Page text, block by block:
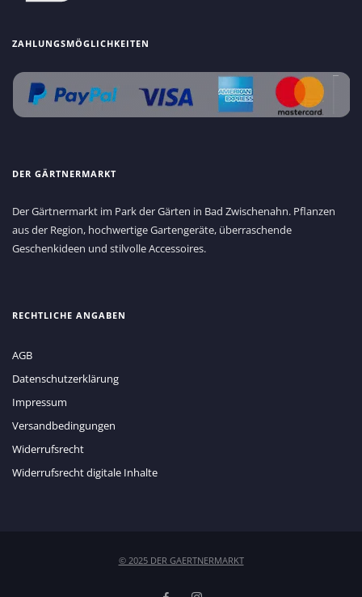
ZAHLUNGSMÖGLICHKEITEN
DER GÄRTNERMARKT
Der Gärtnermarkt im Park der Gärten in Bad Zwischenahn. Pflanzen
aus der Region, hochwertige Gartengeräte, überraschende
Geschenkideen und stilvolle Accessoires.
RECHTLICHE ANGABEN
AGB
Datenschutzerklärung
Impressum
Versandbedingungen
Widerrufsrecht
Widerrufsrecht digitale Inhalte
© 2025 DER GAERTNERMARKT